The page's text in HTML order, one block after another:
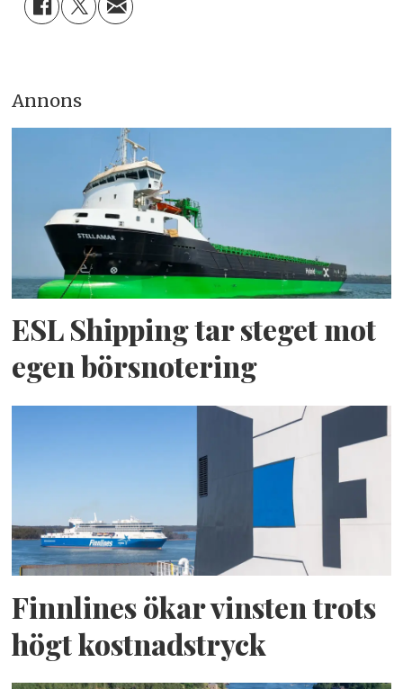
Annons
ESL Shipping tar steget mot
egen börsnotering
Finnlines ökar vinsten trots
högt kostnadstryck